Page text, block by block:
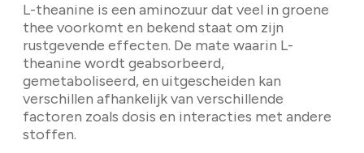
L-theanine is een aminozuur dat veel in groene
thee voorkomt en bekend staat om zijn
rustgevende effecten. De mate waarin L-
theanine wordt geabsorbeerd,
gemetaboliseerd, en uitgescheiden kan
verschillen afhankelijk van verschillende
factoren zoals dosis en interacties met andere
stoffen.